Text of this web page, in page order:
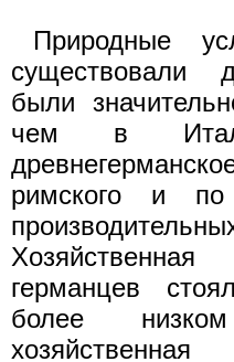
Природные
существовали
были
чем в
римского и по
германцев
более